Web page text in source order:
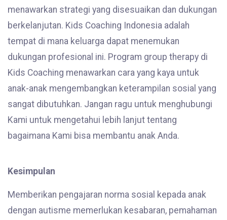
menawarkan strategi yang disesuaikan dan dukungan
berkelanjutan. Kids Coaching Indonesia adalah
tempat di mana keluarga dapat menemukan
dukungan profesional ini. Program group therapy di
Kids Coaching menawarkan cara yang kaya untuk
anak-anak mengembangkan keterampilan sosial yang
sangat dibutuhkan. Jangan ragu untuk menghubungi
Kami untuk mengetahui lebih lanjut tentang
bagaimana Kami bisa membantu anak Anda.
Kesimpulan
Memberikan pengajaran norma sosial kepada anak
dengan autisme memerlukan kesabaran, pemahaman